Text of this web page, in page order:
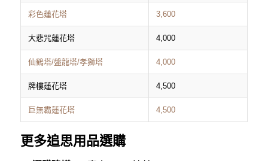
彩色蓮花塔 3,600
大悲咒蓮花塔 4,000
仙鶴塔/盤龍塔/孝獅塔 4,000
牌樓蓮花塔 4,500
巨無霸蓮花塔 4,500
更多追思用品選購